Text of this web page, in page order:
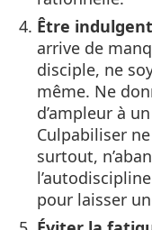
Être
arrive de
disciple, ne
même. Ne
d’ampleur à
Culpabiliser
surtout,
pour laisser